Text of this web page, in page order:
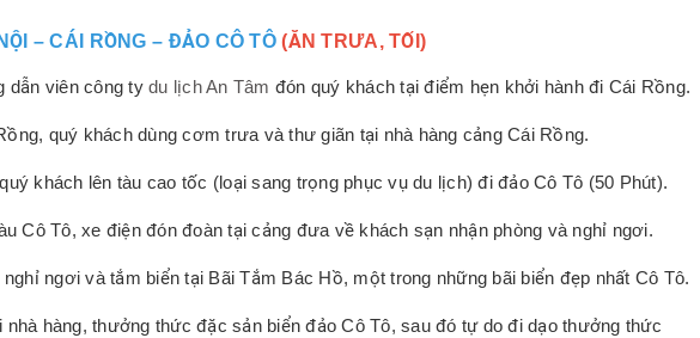
– CÁI RỒNG – ĐẢO CÔ TÔ(ĂN TRƯA, TỐI)
dẫn viên công ty du lịch An Tâm đón quý khách tại điểm hẹn khởi hành đi Cái Rồng.
quý khách dùng cơm trưa và thư giãn tại nhà hàng cảng Cái Rồng.
khách lên tàu cao tốc (loại sang trọng phục vụ du lịch) đi đảo Cô Tô (50 Phút).
Cô Tô, xe điện đón đoàn tại cảng đưa về khách sạn nhận phòng và nghỉ ngơi.
ngơi và tắm biển tại Bãi Tắm Bác Hồ, một trong những bãi biển đẹp nhất Cô Tô.
nhà hàng, thưởng thức đặc sản biển đảo Cô Tô, sau đó tự do đi dạo thưởng thức